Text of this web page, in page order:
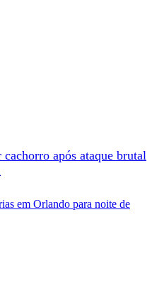
após ataque brutal